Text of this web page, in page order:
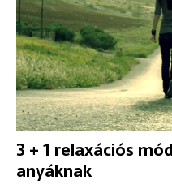
3 + 1 relaxációs
anyáknak